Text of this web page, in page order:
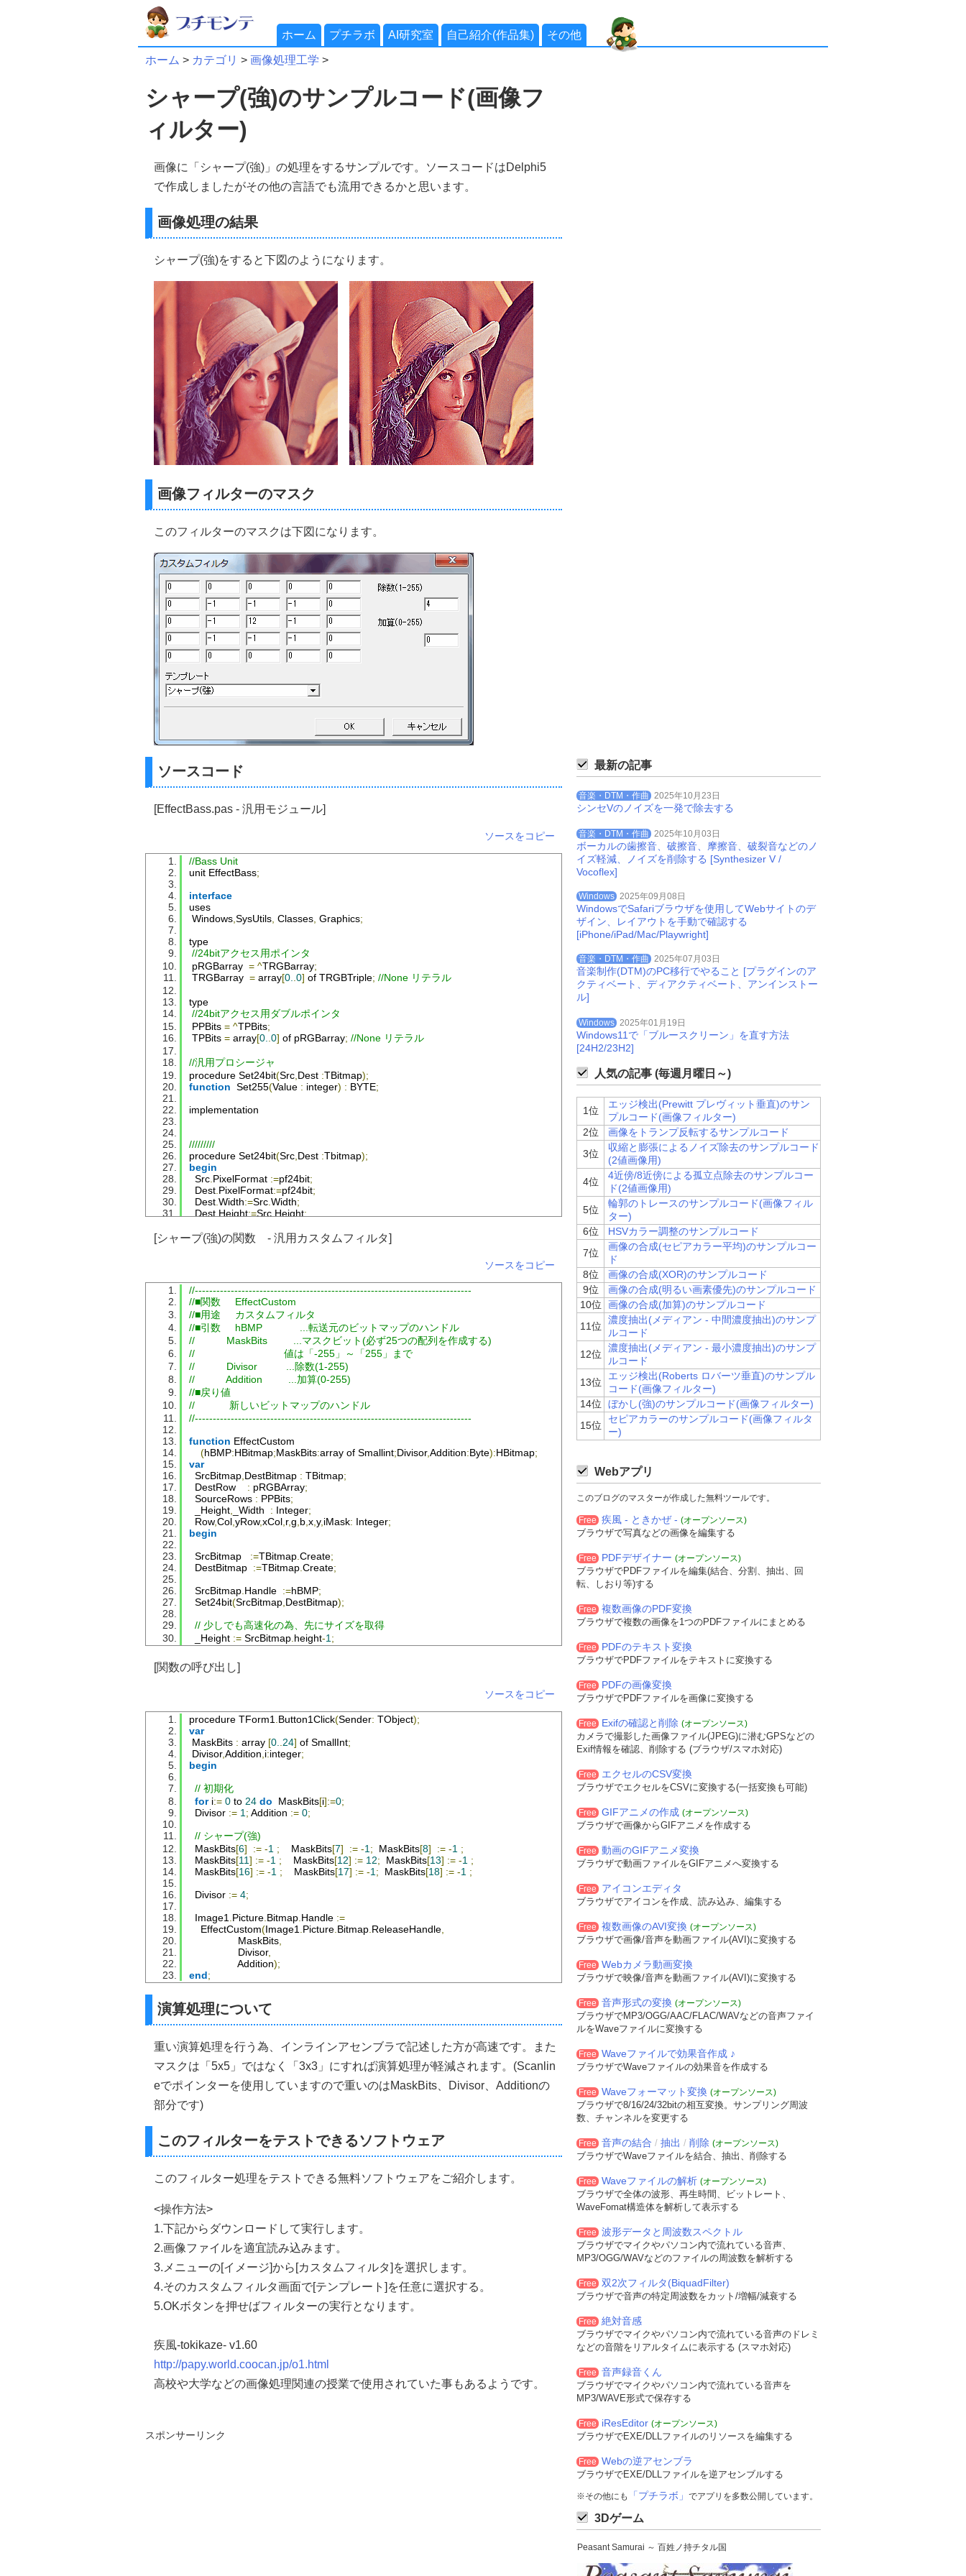
ホーム プチラボ AI研究室 自己紹介(作品集) その他
ホーム > カテゴリ > 画像処理工学 >
シャープ(強)のサンプルコード(画像フ
ィルター)
画像に「シャープ(強)」の処理をするサンプルです。ソースコードはDelphi5
で作成しましたがその他の言語でも流用できるかと思います。
画像処理の結果
シャープ(強)をすると下図のようになります。
画像フィルターのマスク
このフィルターのマスクは下図になります。
ソースコード
[EffectBass.pas - 汎用モジュール]
ソースをコピー
//Bass Unit
unit EffectBass;
interface
uses
Windows SysUtils Classes Graphics;
type
//24bitアクセス用ポインタ
pRGBarray = ^TRGBarray;
TRGBarray = array[0. 0] of TRGBTriple; //None リテラル
type
//24bitアクセス用ダブルポインタ
PPBits = ^TPBits;
TPBits = array[0. 0] of pRGBarray; //None リテラル
//汎用プロシージャ
procedure Set24bit(Src Dest :TBitmap);
function Set255(Value : integer) : BYTE;
implementation
/////////
procedure Set24bit(Src Dest :Tbitmap);
begin
Src PixelFormat :=pf24bit;
Dest PixelFormat:=pf24bit;
Dest Width:=Src Width;
Dest Height:=Src Height;
/////////
if Value>=255 then
Result:=255
else if Value<=0 then
Result
else Result:=Value
end
end
[シャープ(強)の関数 - 汎用カスタムフィルタ]
ソースをコピー
//-----------------------------------------------------------------------------
//■関数     EffectCustom
//■用途     カスタムフィルタ
//■引数     hBMP             ...転送元のビットマップのハンドル
//           MaskBits         ...マスクビット(必ず25つの配列を作成する)
//                               値は「-255」～「255」まで
//           Divisor          ...除数(1-255)
//           Addition         ...加算(0-255)
//■戻り値
//            新しいビットマップのハンドル
//-----------------------------------------------------------------------------
function EffectCustom
(hBMP:HBitmap;MaskBits:array of Smallint;Divisor,Addition:Byte):HBitmap;
var
SrcBitmap DestBitmap : TBitmap;
DestRow
: pRGBArray;
SourceRows : PPBits;
_Height
_Width : Integer;
Row,Col yRow,xCol r,g b x y, iMask: Integer;
begin
SrcBitmap
:=TBitmap Create;
DestBitmap :=TBitmap Create;
SrcBitmap Handle :=hBMP;
Set24bit(SrcBitmap DestBitmap);
// 少しでも高速化の為、先にサイズを取得
_Height := SrcBitmap height-1 ;
_Width := SrcBitmap.width-1;
GetMem(SourceRows
SrcBitmap.Scanline Row];
for Row := 0 To _Height do
begin
DestRow:=DestBitmap
begin
        R
:= 0; G:=0; B:=0 iMask:=
// 5x5
for y:= - 2 to 2 do
begin
for x:= - 2 to 2
do
begin
if Row+(y ) > _Height then yRow
else if Row+(y) < 0 then yRow:= 0
else
                      yRow
+(
//X軸
else if Col+(x) < 0 then
  xCol
:= 0
            B
:= B + (SourceRows[ yRow][xCol].rgbtBlue * MaskBits[iMask]);
            inc
( iMask);
end
end
end;
Result :=DestBitmap ReleaseHandle;
except
if
Result := SrcBitmap .ReleaseHandle
SrcBitmap.Free;
DestBitmap
Free;
end
;
[関数の呼び出し]
ソースをコピー
procedure TForm1 Button1Click(Sender: TObject);
var
MaskBits : array [0. 24] of SmallInt;
Divisor,Addition i:integer;
begin
// 初期化
for i:= 0 to 24 do MaskBits[i]:=0;
Divisor := 1 ; Addition := 0;
// シャープ(強)
MaskBits[6] := -1 ; MaskBits[7] := -1 ; MaskBits[8] := -1 ;
MaskBits[11] := -1 ; MaskBits[12] := 12; MaskBits[13] := -1 ;
MaskBits[16] := -1 ; MaskBits[17] := -1 ; MaskBits[18] := -1 ;
Divisor := 4;
Image1 Picture Bitmap Handle :=
EffectCustom(Image1 Picture Bitmap ReleaseHandle
MaskBits
Divisor,
Addition);
end;
演算処理について
重い演算処理を行う為、インラインアセンブラで記述した方が高速です。また
マスクは「5x5」ではなく「3x3」にすれば演算処理が軽減されます。(Scanlin
eでポインターを使用していますので重いのはMaskBits、Divisor、Additionの
部分です)
このフィルターをテストできるソフトウェア
このフィルター処理をテストできる無料ソフトウェアをご紹介します。
<操作方法>
1.下記からダウンロードして実行します。
2.画像ファイルを適宜読み込みます。
3.メニューの[イメージ]から[カスタムフィルタ]を選択します。
4.そのカスタムフィルタ画面で[テンプレート]を任意に選択する。
5.OKボタンを押せばフィルターの実行となります。
疾風-tokikaze- v1.60
http://papy.world.coocan.jp/o1.html
高校や大学などの画像処理関連の授業で使用されていた事もあるようです。
スポンサーリンク
最新の記事
音楽・DTM・作曲 2025年10月23日
シンセVのノイズを一発で除去する
音楽・DTM・作曲 2025年10月03日
ボーカルの歯擦音、破擦音、摩擦音、破裂音などのノ
イズ軽減、ノイズを削除する [Synthesizer V /
Vocoflex]
Windows 2025年09月08日
WindowsでSafariブラウザを使用してWebサイトのデ
ザイン、レイアウトを手動で確認する
[iPhone/iPad/Mac/Playwright]
音楽・DTM・作曲 2025年07月03日
音楽制作(DTM)のPC移行でやること [プラグインのア
クティベート、ディアクティベート、アンインストー
ル]
Windows 2025年01月19日
Windows11で「ブルースクリーン」を直す方法
[24H2/23H2]
人気の記事 (毎週月曜日～)
1位
エッジ検出(Prewitt プレヴィット垂直)のサン
プルコード(画像フィルター)
2位
画像をトランプ反転するサンプルコード
3位
収縮と膨張によるノイズ除去のサンプルコード
(2値画像用)
4位
4近傍/8近傍による孤立点除去のサンプルコー
ド(2値画像用)
5位
輪郭のトレースのサンプルコード(画像フィル
ター)
6位
HSVカラー調整のサンプルコード
7位
画像の合成(セピアカラー平均)のサンプルコー
ド
8位
画像の合成(XOR)のサンプルコード
9位
画像の合成(明るい画素優先)のサンプルコード
10位
画像の合成(加算)のサンプルコード
11位
濃度抽出(メディアン - 中間濃度抽出)のサンプ
ルコード
12位
濃度抽出(メディアン - 最小濃度抽出)のサンプ
ルコード
13位
エッジ検出(Roberts ロバーツ垂直)のサンプル
コード(画像フィルター)
14位
ぼかし(強)のサンプルコード(画像フィルター)
15位
セピアカラーのサンプルコード(画像フィルタ
ー)
Webアプリ
このブログのマスターが作成した無料ツールです。
Free 疾風 - ときかぜ - (オープンソース)
ブラウザで写真などの画像を編集する
Free PDFデザイナー (オープンソース)
ブラウザでPDFファイルを編集(結合、分割、抽出、回
転、しおり等)する
Free 複数画像のPDF変換
ブラウザで複数の画像を1つのPDFファイルにまとめる
Free PDFのテキスト変換
ブラウザでPDFファイルをテキストに変換する
Free PDFの画像変換
ブラウザでPDFファイルを画像に変換する
Free Exifの確認と削除 (オープンソース)
カメラで撮影した画像ファイル(JPEG)に潜むGPSなどの
Exif情報を確認、削除する (ブラウザ/スマホ対応)
Free エクセルのCSV変換
ブラウザでエクセルをCSVに変換する(一括変換も可能)
Free GIFアニメの作成 (オープンソース)
ブラウザで画像からGIFアニメを作成する
Free 動画のGIFアニメ変換
ブラウザで動画ファイルをGIFアニメへ変換する
Free アイコンエディタ
ブラウザでアイコンを作成、読み込み、編集する
Free 複数画像のAVI変換 (オープンソース)
ブラウザで画像/音声を動画ファイル(AVI)に変換する
Free Webカメラ動画変換
ブラウザで映像/音声を動画ファイル(AVI)に変換する
Free 音声形式の変換 (オープンソース)
ブラウザでMP3/OGG/AAC/FLAC/WAVなどの音声ファイ
ルをWaveファイルに変換する
Free Waveファイルで効果音作成 ♪
ブラウザでWaveファイルの効果音を作成する
Free Waveフォーマット変換 (オープンソース)
ブラウザで8/16/24/32bitの相互変換。サンプリング周波
数、チャンネルを変更する
Free 音声の結合 / 抽出 / 削除 (オープンソース)
ブラウザでWaveファイルを結合、抽出、削除する
Free Waveファイルの解析 (オープンソース)
ブラウザで全体の波形、再生時間、ビットレート、
WaveFomat構造体を解析して表示する
Free 波形データと周波数スペクトル
ブラウザでマイクやパソコン内で流れている音声、
MP3/OGG/WAVなどのファイルの周波数を解析する
Free 双2次フィルタ(BiquadFilter)
ブラウザで音声の特定周波数をカット/増幅/減衰する
Free 絶対音感
ブラウザでマイクやパソコン内で流れている音声のドレミ
などの音階をリアルタイムに表示する (スマホ対応)
Free 音声録音くん
ブラウザでマイクやパソコン内で流れている音声を
MP3/WAVE形式で保存する
Free iResEditor (オープンソース)
ブラウザでEXE/DLLファイルのリソースを編集する
Free Webの逆アセンブラ
ブラウザでEXE/DLLファイルを逆アセンブルする
※その他にも 「プチラボ」 でアプリを多数公開しています。
3Dゲーム
Peasant Samurai ～ 百姓ノ持チタル国